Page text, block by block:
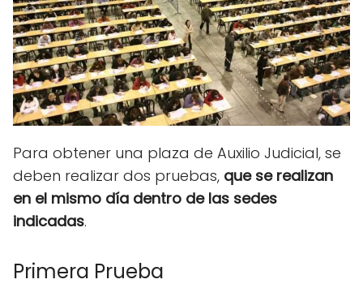
Para obtener una plaza de Auxilio Judicial, se
deben realizar dos pruebas, que se realizan
en el mismo día dentro de las sedes
indicadas.
Primera Prueba